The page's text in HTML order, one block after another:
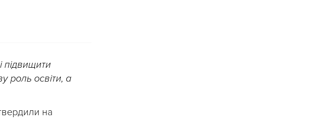
підвищити
роль освіти, а
на